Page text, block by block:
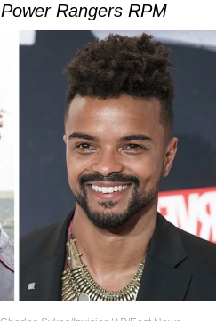
Power Rangers RPM